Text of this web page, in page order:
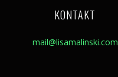
KONTAKT
mail@lisamalinski.com